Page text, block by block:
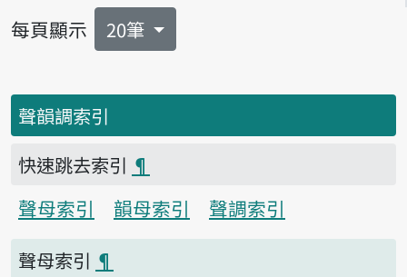
每頁顯示 20筆
聲韻調索引
快速跳去索引 ¶
聲母索引
韻母索引
聲調索引
聲母索引 ¶